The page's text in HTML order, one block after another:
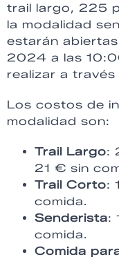
trail largo, 225
la modalidad
estarán
2024 a las
realizar a través
Los costos de
modalidad son:
Trail Largo:
21 € sin
Trail Corto:
comida.
Senderista:
comida.
Comida